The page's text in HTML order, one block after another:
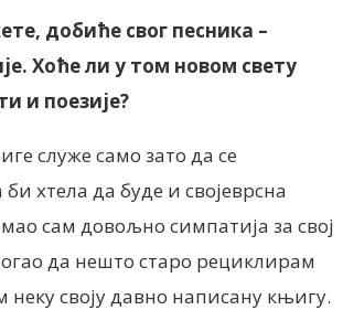
добиће свог песника –
Хоће ли у том новом свету
и поезије?
служе само зато да се
би хтела да буде и својеврсна
сам довољно симпатија за свој
да нешто старо рециклирам
своју давно написану књигу.